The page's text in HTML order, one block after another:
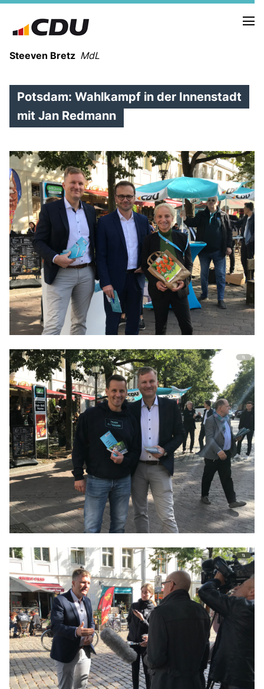
Steeven Bretz MdL
WAHLKREISBESUCHE
PRESSEFOTOS
MEIN BÜRGERBÜRO
MEIN WAHLKREIS
ZIELE
Redebeiträge
Anträge CDU
Kleine Anfragen
CDU Deutschland
CDU Brandenburg
CDU Potsdam
Potsdam: Wahlkampf in der Innenstadt
mit Jan Redmann